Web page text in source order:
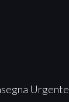
Urgente